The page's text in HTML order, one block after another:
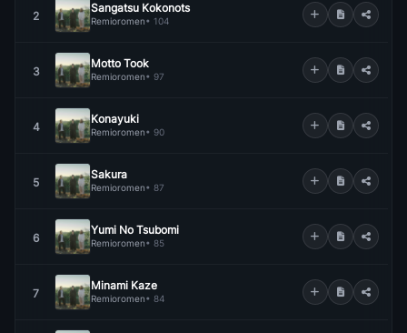
2
Sangatsu Kokonots
Remioromen• 104
3
Motto Took
Remioromen• 97
4
Konayuki
Remioromen• 90
5
Sakura
Remioromen• 87
6
Yumi No Tsubomi
Remioromen• 85
7
Minami Kaze
Remioromen• 84